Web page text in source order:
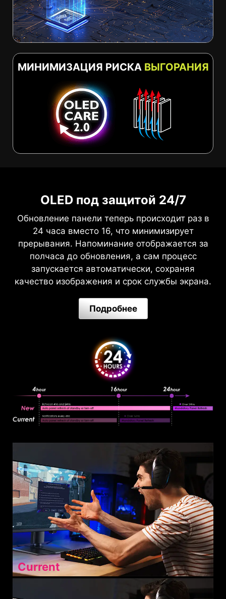
МИНИМИЗАЦИЯ РИСКА ВЫГОРАНИЯ
OLED под защитой 24/7
Обновление панели теперь происходит раз в
24 часа вместо 16, что минимизирует
прерывания. Напоминание отображается за
полчаса до обновления, а сам процесс
запускается автоматически, сохраняя
качество изображения и срок службы экрана.
Подробнее
Current